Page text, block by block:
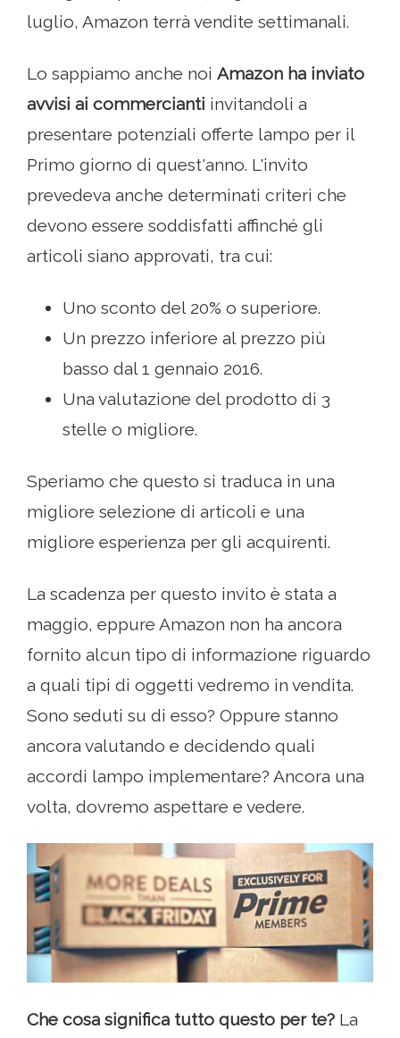
luglio, Amazon terrà vendite settimanali.
Lo sappiamo anche noi Amazon ha inviato
avvisi ai commercianti invitandoli a
presentare potenziali offerte lampo per il
Primo giorno di quest'anno. L'invito
prevedeva anche determinati criteri che
devono essere soddisfatti affinché gli
articoli siano approvati, tra cui:
Uno sconto del 20% o superiore.
Un prezzo inferiore al prezzo più
basso dal 1 gennaio 2016.
Una valutazione del prodotto di 3
stelle o migliore.
Speriamo che questo si traduca in una
migliore selezione di articoli e una
migliore esperienza per gli acquirenti.
La scadenza per questo invito è stata a
maggio, eppure Amazon non ha ancora
fornito alcun tipo di informazione riguardo
a quali tipi di oggetti vedremo in vendita.
Sono seduti su di esso? Oppure stanno
ancora valutando e decidendo quali
accordi lampo implementare? Ancora una
volta, dovremo aspettare e vedere.
Che cosa significa tutto questo per te? La